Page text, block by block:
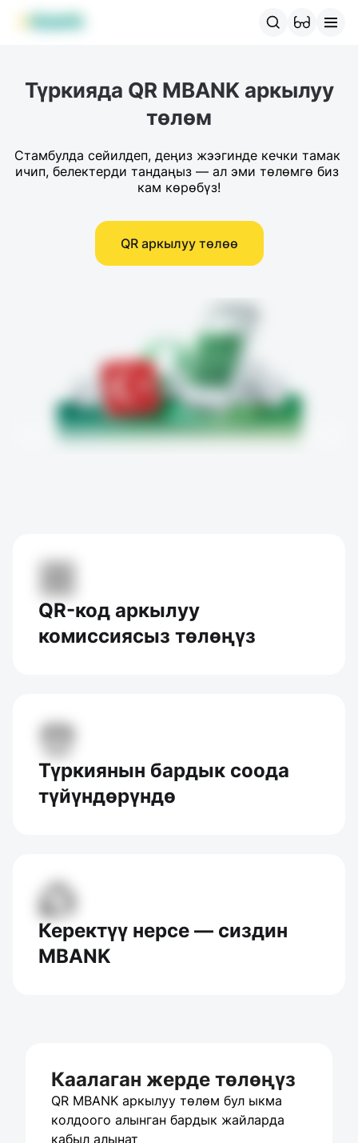
MBANK өнүмдөрү
Түркияда QR MBANK аркылуу
төлөм
Стамбулда сейилдеп, деңиз жээгинде кечки тамак
ичип, белектерди тандаңыз — ал эми төлөмгө биз
кам көрөбүз!
QR аркылуу төлөө
QR-код аркылуу
комиссиясыз төлөңүз
Түркиянын бардык соода
түйүндөрүндө
Керектүү нерсе — сиздин
MBANK
Каалаган жерде төлөңүз
QR MBANK аркылуу төлөм бул ыкма
колдоого алынган бардык жайларда
кабыл алынат